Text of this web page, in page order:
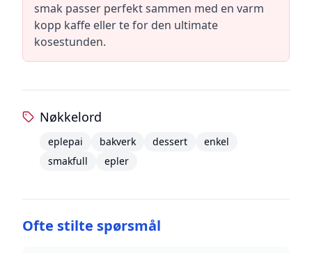
smak passer perfekt sammen med en varm
kopp kaffe eller te for den ultimate
kosestunden.
Nøkkelord
eplepai bakverk dessert
enkel
smakfull
epler
Ofte stilte spørsmål